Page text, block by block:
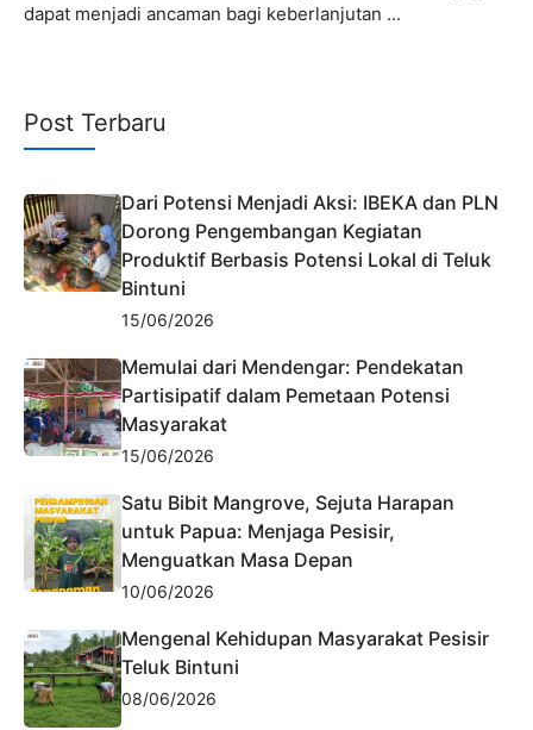
dapat menjadi ancaman bagi keberlanjutan ...
Post Terbaru
Dari Potensi Menjadi Aksi: IBEKA dan PLN
Dorong Pengembangan Kegiatan
Produktif Berbasis Potensi Lokal di Teluk
Bintuni
15/06/2026
Memulai dari Mendengar: Pendekatan
Partisipatif dalam Pemetaan Potensi
Masyarakat
15/06/2026
Satu Bibit Mangrove, Sejuta Harapan
untuk Papua: Menjaga Pesisir,
Menguatkan Masa Depan
10/06/2026
Mengenal Kehidupan Masyarakat Pesisir
Teluk Bintuni
08/06/2026